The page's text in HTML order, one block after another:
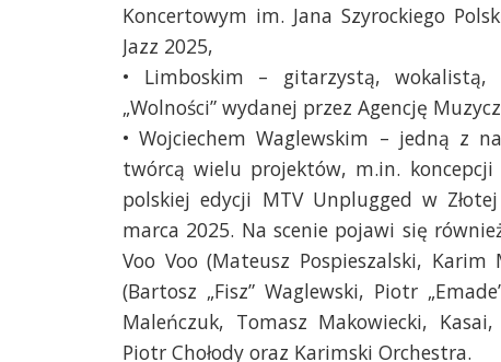
Koncertowym im. Jana Szyrockiego
Jazz 2025,
• Limboskim – gitarzystą,
„Wolności” wydanej przez Agencję
• Wojciechem Waglewskim – jedną z
twórcą wielu projektów, m.in. koncepcji
polskiej edycji MTV Unplugged w
marca 2025. Na scenie pojawi się
Voo Voo (Mateusz Pospieszalski,
(Bartosz „Fisz” Waglewski, Piotr
Maleńczuk, Tomasz Makowiecki,
Piotr Chołody oraz Karimski Orchestra.